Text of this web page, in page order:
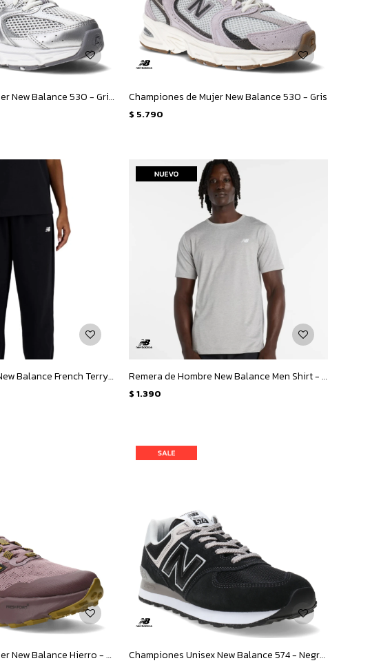
Championes de Mujer New Balance 530 - Gris Metalizado Championes de Mujer New Balance 530 - Gris
$ 5.790
Pantalon de Mujer New Balance French Terry Jogger - Negro Remera de Hombre New Balance Men Shirt - Gris
$ 1.390
Championes de Mujer New Balance Hierro - Rosado - Amarillo Mostaza Championes Unisex New Balance 574 - Negro - Gris